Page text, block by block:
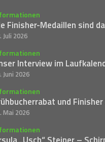
Finisher-Medaillen sind
Juli 2026
Interview im
Juni 2026
Mai 2026